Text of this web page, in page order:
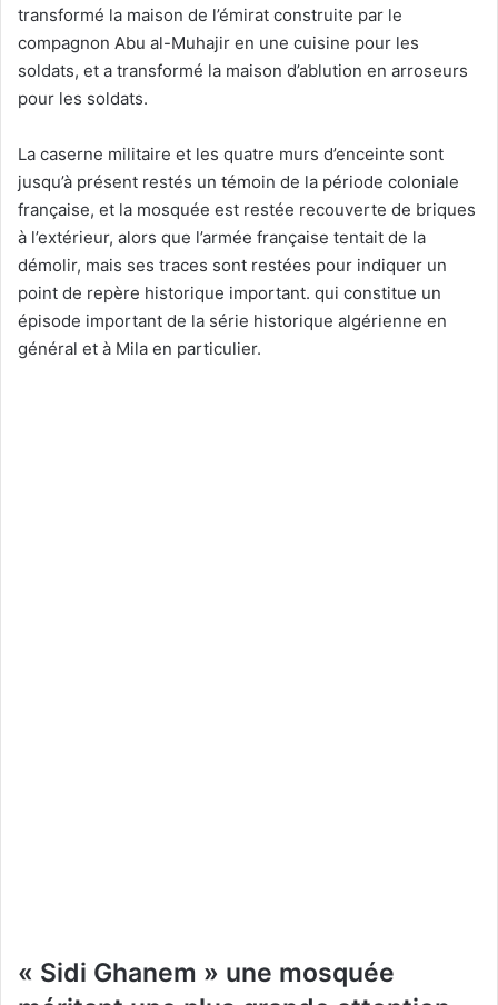
transformé la maison de l’émirat construite par le
compagnon Abu al-Muhajir en une cuisine pour les
soldats, et a transformé la maison d’ablution en arroseurs
pour les soldats.
La caserne militaire et les quatre murs d’enceinte sont
jusqu’à présent restés un témoin de la période coloniale
française, et la mosquée est restée recouverte de briques
à l’extérieur, alors que l’armée française tentait de la
démolir, mais ses traces sont restées pour indiquer un
point de repère historique important. qui constitue un
épisode important de la série historique algérienne en
général et à Mila en particulier.
« Sidi Ghanem » une mosquée